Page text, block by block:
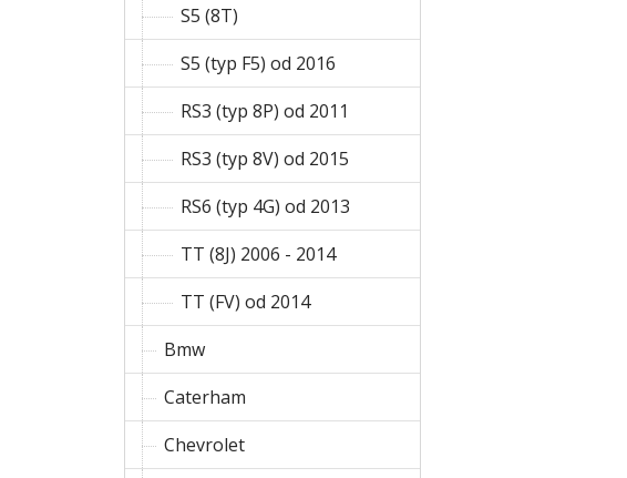
S5 (8T)
S5 (typ F5) od 2016
RS3 (typ 8P) od 2011
RS3 (typ 8V) od 2015
RS6 (typ 4G) od 2013
TT (8J) 2006 - 2014
TT (FV) od 2014
Bmw
Caterham
Chevrolet